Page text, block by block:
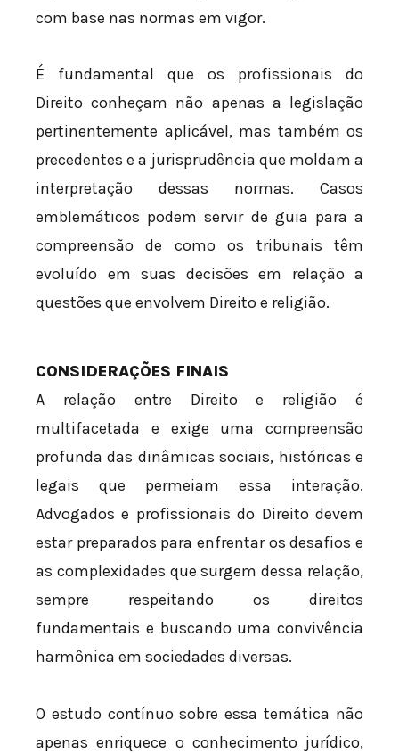
com base nas normas em vigor.
É fundamental que os profissionais do
Direito conheçam não apenas a legislação
pertinentemente aplicável, mas também os
precedentes e a jurisprudência que moldam a
interpretação dessas normas. Casos
emblemáticos podem servir de guia para a
compreensão de como os tribunais têm
evoluído em suas decisões em relação a
questões que envolvem Direito e religião.
CONSIDERAÇÕES FINAIS
A relação entre Direito e religião é
multifacetada e exige uma compreensão
profunda das dinâmicas sociais, históricas e
legais que permeiam essa interação.
Advogados e profissionais do Direito devem
estar preparados para enfrentar os desafios e
as complexidades que surgem dessa relação,
sempre respeitando os direitos
fundamentais e buscando uma convivência
harmônica em sociedades diversas.
O estudo contínuo sobre essa temática não
apenas enriquece o conhecimento jurídico,